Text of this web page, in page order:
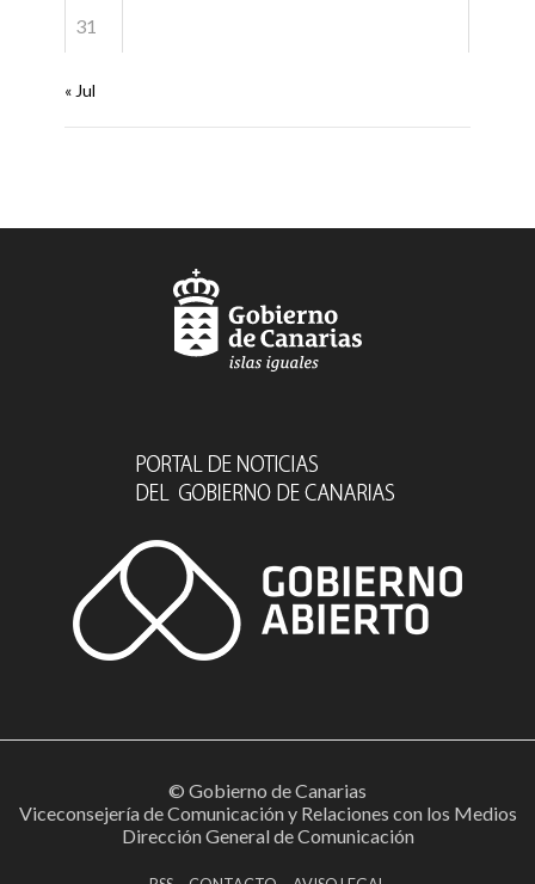
31
« Jul
© Gobierno de Canarias
Viceconsejería de Comunicación y Relaciones con los Medios
Dirección General de Comunicación